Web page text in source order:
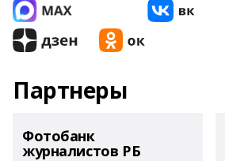
Партнеры
Фотобанк
журналистов РБ